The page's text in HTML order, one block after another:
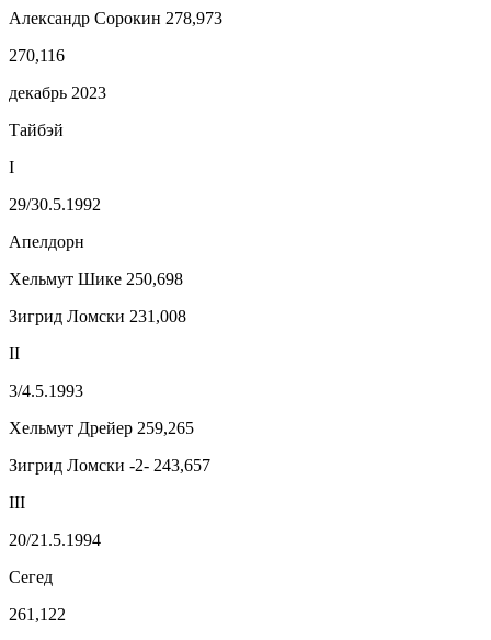
Александр Сорокин 278,973
270,116
декабрь 2023
Тайбэй
I
29/30.5.1992
Апелдорн
Хельмут Шике 250,698
Зигрид Ломски 231,008
II
3/4.5.1993
Хельмут Дрейер 259,265
Зигрид Ломски -2- 243,657
III
20/21.5.1994
Сегед
261,122